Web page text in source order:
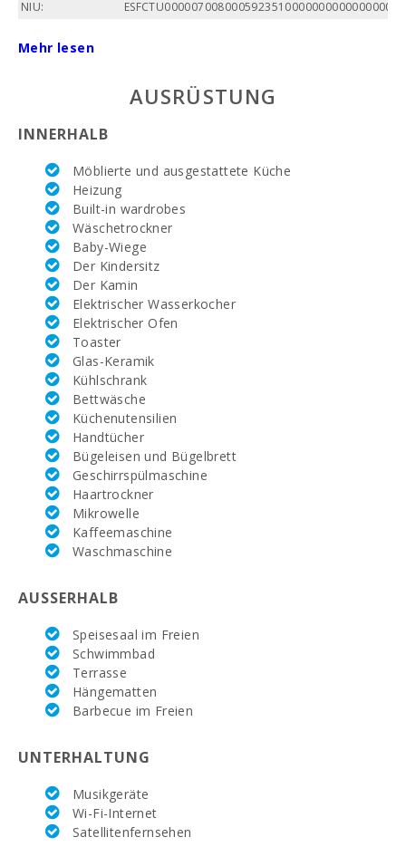
NIU:
POOL:
(m2):
Nummer des
Badezimmers:
Anzahl der
Schlafzimmer:
Wohnfläche (m2):
Golfplatz La
Reserva Rotana
(km):
Vall d´Or Golf
Reiten Son Menut
(km):
Rafa Nadal
Tennis Academy
(km):
Krankenhaus
Manacor (km):
Espases Palma
Wochenmarkt in
Porto Colom (
dienstags ) (km):
Wochenmarkt in
Wochenmarkt
Montuiri (km):
Wochenmarkt in
Mehr lesen
AUSRÜSTUNG
INNERHALB
Möblierte und ausgestattete Küche
Heizung
Built-in wardrobes
Wäschetrockner
Baby-Wiege
Der Kindersitz
Der Kamin
Elektrischer Wasserkocher
Elektrischer Ofen
Toaster
Glas-Keramik
Kühlschrank
Bettwäsche
Küchenutensilien
Handtücher
Bügeleisen und Bügelbrett
Geschirrspülmaschine
Haartrockner
Mikrowelle
Kaffeemaschine
Waschmaschine
AUSSERHALB
Speisesaal im Freien
Schwimmbad
Terrasse
Hängematten
Barbecue im Freien
UNTERHALTUNG
Musikgeräte
Wi-Fi-Internet
Satellitenfernsehen